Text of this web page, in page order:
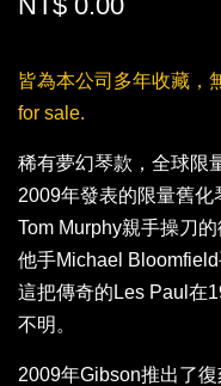
皆為本公司多年收藏，
for sale.
稀有夢幻琴款，全球限
2009年發表的限量舊
Tom Murphy親手操刀
他手Michael
這把傳奇的Les Paul在
不明。
2009年Gibson推出了